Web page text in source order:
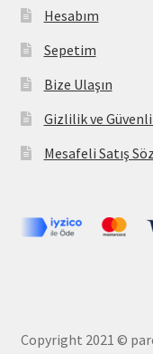
Hesabım
Sepetim
Bize Ulaşın
Gizlilik ve
Mesafeli Satış
Copyright 2021 ©